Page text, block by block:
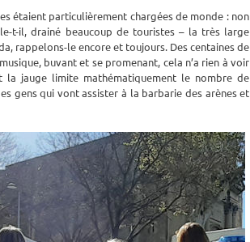
étaient particulièrement chargées de monde : non
t-il, drainé beaucoup de touristes – la très large
rappelons-le encore et toujours. Des centaines de
buvant et se promenant, cela n’a rien à voir
jauge limite mathématiquement le nombre de
gens qui vont assister à la barbarie des arènes et